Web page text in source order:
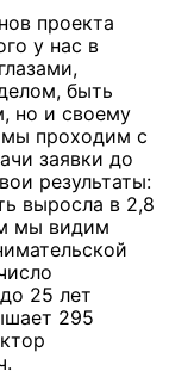
проекта
у нас в
быть
но и своему
мы проходим с
заявки до
результаты:
выросла в 2,8
мы видим
25 лет
295